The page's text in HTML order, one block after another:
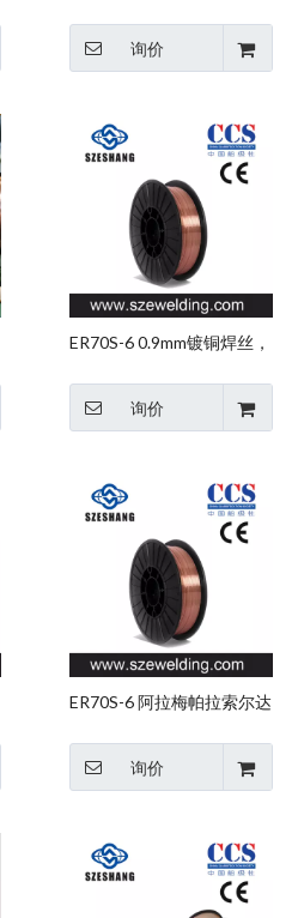
询价
ER70S-6 0.9mm镀铜焊丝，
询价
ER70S-6 阿拉梅帕拉索尔达
询价